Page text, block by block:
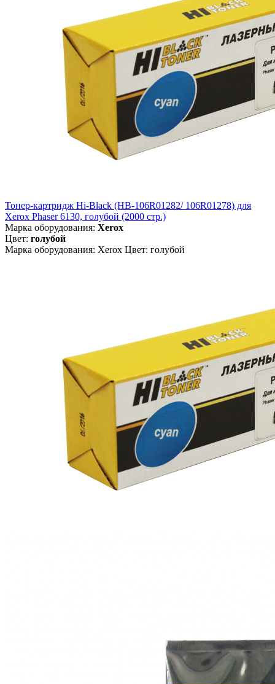
Тонер-картридж Hi-Black (HB-106R01282/ 106R01278) для
Xerox Phaser 6130, голубой (2000 стр.)
Марка оборудования: Xerox
Цвет: голубой
Марка оборудования: Xerox Цвет: голубой